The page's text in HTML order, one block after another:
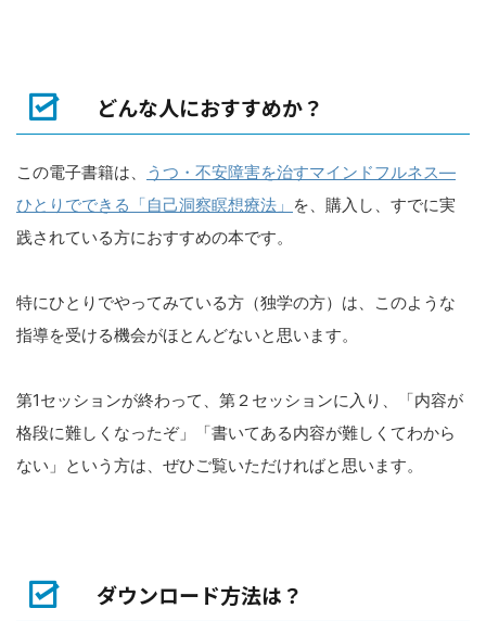
どんな人におすすめか？
この電子書籍は、
うつ・不安障害を治すマインドフルネス―
ひとりでできる「自己洞察瞑想療法」 を、購入し、すでに実
践されている方におすすめの本です。
特にひとりでやってみている方（独学の方）は、このような
指導を受ける機会がほとんどないと思います。
第1セッションが終わって、第２セッションに入り、「内容が
格段に難しくなったぞ」「書いてある内容が難しくてわから
ない」という方は、ぜひご覧いただければと思います。
ダウンロード方法は？